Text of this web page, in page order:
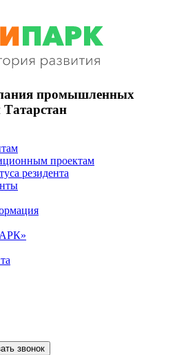
промышленных
проектам
резидента
звонок